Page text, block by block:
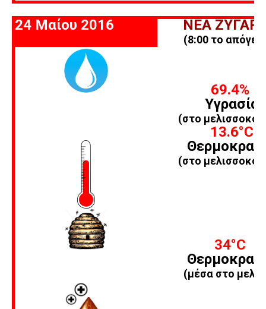
24 Μαίου 2016 ΝΕΑ
(8:00 το
69.4%
Υγρασία
(στο
13.6°C
(στο
34°C
(μέσα στο